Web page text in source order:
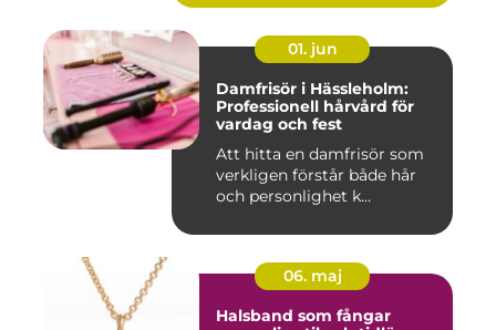
01. jun
Damfrisör i Hässleholm:
Professionell hårvård för
vardag och fest
Att hitta en damfrisör som
verkligen förstår både hår
och personlighet k...
06. maj
Halsband som fångar